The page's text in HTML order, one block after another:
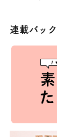
連載バッ